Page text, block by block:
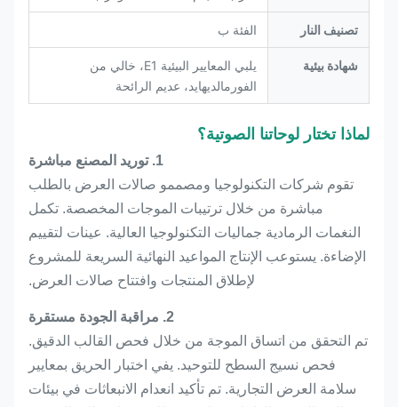
تصنيف النار الفئة ب
شهادة بيئية
يلبي المعايير البيئية E1، خالي من
الفورمالديهايد، عديم الرائحة
لماذا تختار لوحاتنا الصوتية؟
تقوم شركات التكنولوجيا ومصممو صالات العرض بالطلب
مباشرة من خلال ترتيبات الموجات المخصصة. تكمل
النغمات الرمادية جماليات التكنولوجيا العالية. عينات لتقييم
الإضاءة. يستوعب الإنتاج المواعيد النهائية السريعة للمشروع
لإطلاق المنتجات وافتتاح صالات العرض.
تم التحقق من اتساق الموجة من خلال فحص القالب الدقيق.
فحص نسيج السطح للتوحيد. يفي اختبار الحريق بمعايير
سلامة العرض التجارية. تم تأكيد انعدام الانبعاثات في بيئات